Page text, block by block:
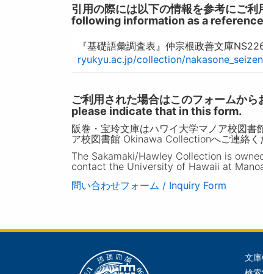
引用の際には以下の情報を参考にご
following information as a
『基礎語彙調査表』仲宗根政善文庫
ryukyu.ac.jp/collection/
ご利用された場合はこのフォームか
please indicate that in this form.
阪巻・宝玲文庫はハワイ大学マノア校図
ア校図書館 Okinawa Collectionへご連絡く
The Sakamaki/Hawley Collection is
contact the University of Hawaii at
問い合わせフォーム / Inquiry Form
文庫